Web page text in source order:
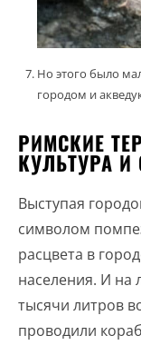
Но этого было
городом и
РИМСКИЕ
КУЛЬТУРА
Выступая
символом
расцвета в
населения. И на
тысячи литров
проводили